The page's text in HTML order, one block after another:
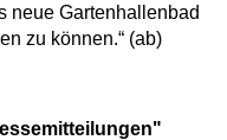
neue Gartenhallenbad
zu können.“ (ab)